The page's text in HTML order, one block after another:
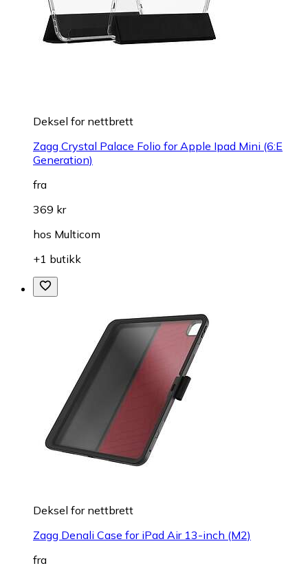
Deksel for nettbrett
Zagg Crystal Palace Folio for Apple Ipad Mini (6:E
Generation)
fra
369 kr
hos Multicom
+1 butikk
Deksel for nettbrett
Zagg Denali Case for iPad Air 13-inch (M2)
fra